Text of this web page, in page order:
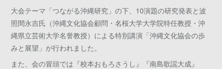
大会テーマ「つながる沖縄研究」の下、10演題の研究発表と波
照間永吉氏（沖縄文化協会顧問・名桜大学大学院特任教授・沖
縄県立芸術大学名誉教授）による特別講演「沖縄⽂化協会の歩
みと展望」が行われました。
また、会の冒頭では『校本おもろさうし』『南島歌謡大成』